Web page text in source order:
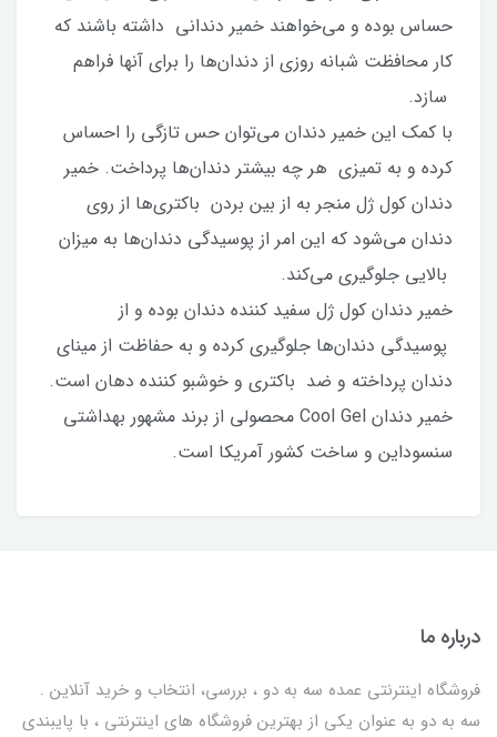
حساس بوده و می‌خواهند خمیر دندانی داشته باشند که
کار محافظت شبانه روزی از دندان‌ها را برای آنها فراهم
سازد.
با کمک این خمیر دندان می‌توان حس تازگی را احساس
کرده و به تمیزی هر چه بیشتر دندان‌ها پرداخت. خمیر
دندان کول ژل منجر به از بین بردن باکتری‌ها از روی
دندان می‌شود که این امر از پوسیدگی دندان‌ها به میزان
بالایی جلوگیری می‌کند.
خمیر دندان کول ژل سفید کننده دندان بوده و از
پوسیدگی دندان‌ها جلوگیری کرده و به حفاظت از مینای
دندان پرداخته و ضد باکتری و خوشبو کننده دهان است.
خمیر دندان Cool Gel محصولی از برند مشهور بهداشتی
سنسوداین و ساخت کشور آمریکا است.
درباره ما
فروشگاه اینترنتی عمده سه به دو ، بررسی، انتخاب و خرید آنلاین .
سه به دو به عنوان یکی از بهترين فروشگاه های اینترنتی ، با پایبندی